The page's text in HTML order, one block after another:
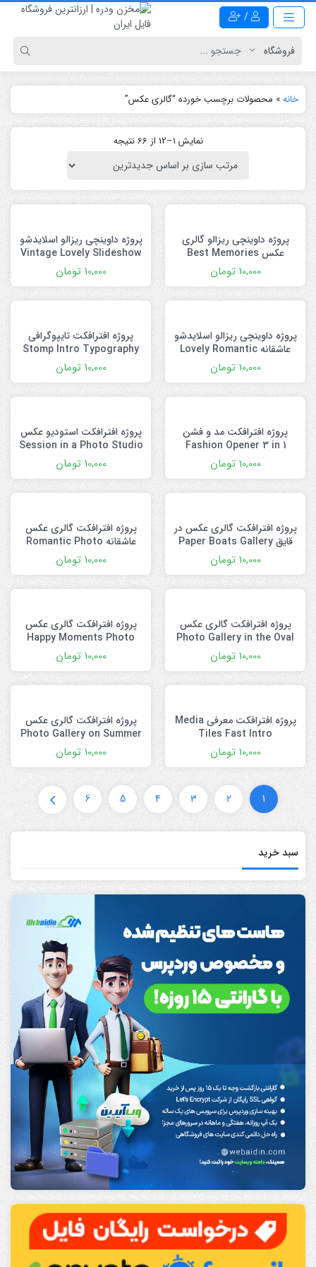
/
خانه» محصولات برچسب خورده “گالری عکس”
نمایش 1–12 از 66 نتیجه
پروژه داوینچی ریزالو گالری
عکس Best Memories
Photo Gallery
10,000 تومان
پروژه داوینچی ریزالو اسلایدشو
Vintage Lovely Slideshow
10,000 تومان
پروژه داوینچی ریزالو اسلایدشو
عاشقانه Lovely Romantic
Slideshow
10,000 تومان
پروژه افترافکت تایپوگرافی
Stomp Intro Typography
10,000 تومان
پروژه افترافکت مد و فشن
Fashion Opener 3 in 1
10,000 تومان
پروژه افترافکت استودیو عکس
Session in a Photo Studio
10,000 تومان
پروژه افترافکت گالری عکس در
قایق Paper Boats Gallery
10,000 تومان
پروژه افترافکت گالری عکس
عاشقانه Romantic Photo
Gallery10,000 تومان
پروژه افترافکت گالری عکس
Photo Gallery in the Oval
Office10,000 تومان
پروژه افترافکت گالری عکس
Happy Moments Photo
Gallery On Woods
10,000 تومان
پروژه افترافکت معرفی Media
Tiles Fast Intro
10,000 تومان
پروژه افترافکت گالری عکس
Photo Gallery on Summer
Beach10,000 تومان
1
2
3
4
5
6
سبد خرید